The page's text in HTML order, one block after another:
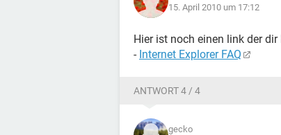
15. April 2010 um 17:12
Hier ist noch einen link der
- Internet Explorer FAQ
ANTWORT 4 / 4
gecko